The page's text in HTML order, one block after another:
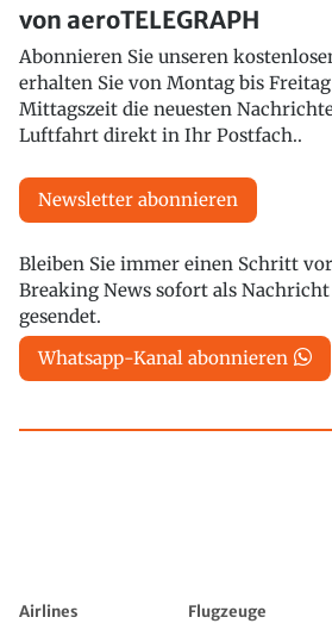
von aeroTELEGRAPH
Abonnieren Sie unseren
erhalten Sie von Montag bis
Mittagszeit die neuesten
Luftfahrt direkt in Ihr Postfach..
Newsletter abonnieren
Bleiben Sie immer einen Schritt
Breaking News sofort als
gesendet.
Whatsapp-Kanal abonnieren
Airlines Flugzeuge